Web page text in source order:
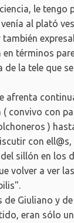
le tengo
al plató
términos
de la tele que
afrenta
( convivo con
)
con
sillón en los
volver a ver
de Giuliano y
eran sólo